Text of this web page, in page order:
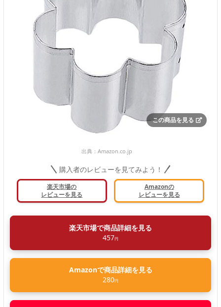
この商品を見る
出典： Amazon.co.jp
購入者のレビューを見てみよう！
楽天市場の
レビューを見る
Amazonの
レビューを見る
楽天市場で商品詳細を見る
457円
Amazonで商品詳細を見る
280円